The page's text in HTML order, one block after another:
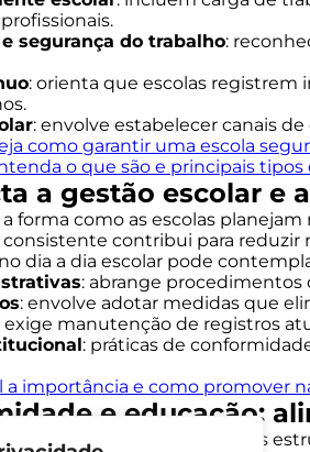
segurança do trabalho:
: orienta que escolas registrem
: envolve estabelecer canais
como garantir uma escola
o que são e principais
a gestão escolar
forma como as escolas
contribui para reduzir
dia a dia escolar pode
: abrange procedimentos
: envolve adotar medidas que
exige manutenção de registros
: práticas de
a importância e como promover
e educação:
um ambiente escolar mais